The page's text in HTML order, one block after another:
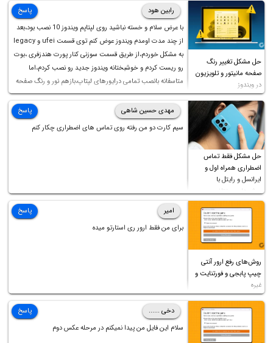
حل مشکل تغییر رنگ
صفحه مانیتور و تلویزیون
در ویندوز
رابین هود
با عرض سلام و خسته نباشید روی لپتاپم ویندوز 10 نصب بود،بعد
از چند مدت اومدم ویندوز عوض کنم توی قسمت ufei و legacy
به مشکل خوردم،از طریق قسمت سوزنی کنار پورت هندزفری ،بوت
رو ریست کردم و خوشبختانه ویندوز جدید رو نصب کردم،اما
متاسفانه بانصب تمامی درایورهای لپتاپ،بازهم نور و رنگ صفحه
چه موقع کار چه موقع پخش فیلم مثل سابق نیست(نور زیاده و بی
کیفیت)،با ابدیت کردن کارت گرافیک،کالیبره کردن و غیره هم نور و
رنگ درست نشد (انگار تصویر ماته)، خواهشمند است راهنمایی
فرمایید باتشکر
پاسخ
حل مشکل فقط تماس
اضطراری همراه اول و
ایرانسل و رایتل با
روش‌های مختلف
مهدی حسین شاهی
سیم کارت دو من رفته روی تماس های اضطراری چکار کنم
پاسخ
روش‌های رفع ارور آنتی
چیپ پابجی و فورتنایت و
غیره
امیر
برای من فقط ارور ری استارتو میده
پاسخ
دخی ......
سلام این فایل من پیدا نمیکنم در مرحله عکس دوم
پاسخ